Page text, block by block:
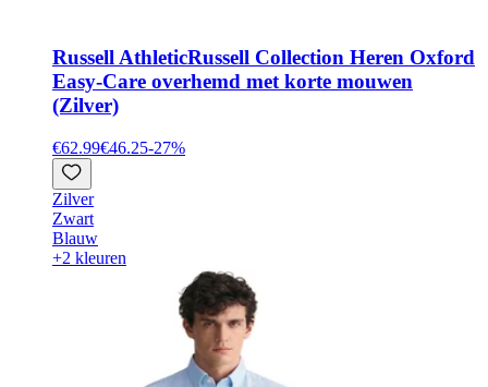
Russell AthleticRussell Collection Heren Oxford
Easy-Care overhemd met korte mouwen
(Zilver)
€62.99€46.25-27%
Zilver
Zwart
Blauw
+2 kleuren